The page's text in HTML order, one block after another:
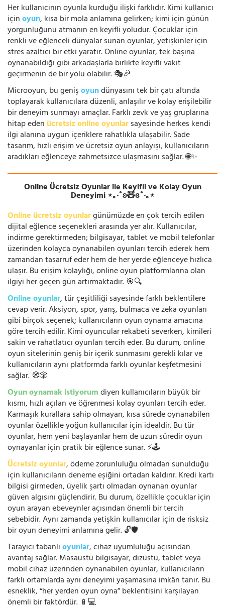
Her kullanıcının oyunla kurduğu ilişki farklıdır. Kimi kullanıcı
içinoyun, kısa bir mola anlamına gelirken; kimi için günün
yorgunluğunu atmanın en keyifli yoludur. Çocuklar için
renkli ve eğlenceli dünyalar sunan oyunlar, yetişkinler için
stres azaltıcı bir etki yaratır. Online oyunlar, tek başına
oynanabildiği gibi arkadaşlarla birlikte keyifli vakit
geçirmenin de bir yolu olabilir. 🎭🎉
Microoyun, bu genişoyundünyasını tek bir çatı altında
toplayarak kullanıcılara düzenli, anlaşılır ve kolay erişilebilir
bir deneyim sunmayı amaçlar. Farklı zevk ve yaş gruplarına
hitap eden ücretsiz online oyunlarsayesinde herkes kendi
ilgi alanına uygun içeriklere rahatlıkla ulaşabilir. Sade
tasarım, hızlı erişim ve ücretsiz oyun anlayışı, kullanıcıların
aradıkları eğlenceye zahmetsizce ulaşmasını sağlar. 🌐✨
Online Ücretsiz Oyunlar ile Keyifli ve Kolay Oyun
Deneyimi ⋆｡‧˚ʚ🧸ɞ˚‧｡⋆
Online ücretsiz oyunlargünümüzde en çok tercih edilen
dijital eğlence seçenekleri arasında yer alır. Kullanıcılar,
indirme gerektirmeden; bilgisayar, tablet ve mobil telefonlar
üzerinden kolayca oynanabilen oyunları tercih ederek hem
zamandan tasarruf eder hem de her yerde eğlenceye hızlıca
ulaşır. Bu erişim kolaylığı, online oyun platformlarına olan
ilgiyi her geçen gün artırmaktadır. 🎯🔍
Online oyunlar, tür çeşitliliği sayesinde farklı beklentilere
cevap verir. Aksiyon, spor, yarış, bulmaca ve zeka oyunları
gibi birçok seçenek; kullanıcıların oyun oynama amacına
göre tercih edilir. Kimi oyuncular rekabeti severken, kimileri
sakin ve rahatlatıcı oyunları tercih eder. Bu durum, online
oyun sitelerinin geniş bir içerik sunmasını gerekli kılar ve
kullanıcıların aynı platformda farklı oyunlar keşfetmesini
sağlar. 🧭🎲
Oyun oynamak istiyorumdiyen kullanıcıların büyük bir
kısmı, hızlı açılan ve öğrenmesi kolay oyunları tercih eder.
Karmaşık kurallara sahip olmayan, kısa sürede oynanabilen
oyunlar özellikle yoğun kullanıcılar için idealdir. Bu tür
oyunlar, hem yeni başlayanlar hem de uzun süredir oyun
oynayanlar için pratik bir eğlence sunar. ⚡🕹️
Ücretsiz oyunlar, ödeme zorunluluğu olmadan sunulduğu
için kullanıcıların deneme eşiğini ortadan kaldırır. Kredi kartı
bilgisi girmeden, üyelik şartı olmadan oynanan oyunlar
güven algısını güçlendirir. Bu durum, özellikle çocuklar için
oyun arayan ebeveynler açısından önemli bir tercih
sebebidir. Aynı zamanda yetişkin kullanıcılar için de risksiz
bir oyun deneyimi anlamına gelir. 🔓🛡️
Tarayıcı tabanlıoyunlar, cihaz uyumluluğu açısından
avantaj sağlar. Masaüstü bilgisayar, dizüstü, tablet veya
mobil cihaz üzerinden oynanabilen oyunlar, kullanıcıların
farklı ortamlarda aynı deneyimi yaşamasına imkân tanır. Bu
esneklik, “her yerden oyun oyna” beklentisini karşılayan
önemli bir faktördür. 📱💻